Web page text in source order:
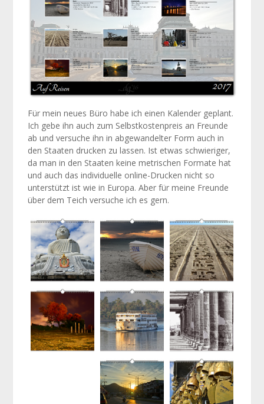
Für mein neues Büro habe ich einen Kalender geplant.
Ich gebe ihn auch zum Selbstkostenpreis an Freunde
ab und versuche ihn in abgewandelter Form auch in
den Staaten drucken zu lassen. Ist etwas schwieriger,
da man in den Staaten keine metrischen Formate hat
und auch das individuelle online-Drucken nicht so
unterstützt ist wie in Europa. Aber für meine Freunde
über dem Teich versuche ich es gern.